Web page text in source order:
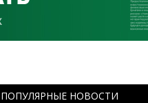
ПОПУЛЯРНЫЕ НОВОСТИ